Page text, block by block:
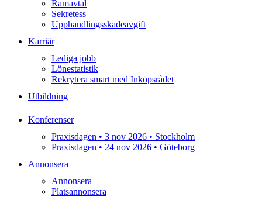
Ramavtal
Sekretess
Upphandlingsskadeavgift
Karriär
Lediga jobb
Lönestatistik
Rekrytera smart med Inköpsrådet
Utbildning
Konferenser
Praxisdagen • 3 nov 2026 • Stockholm
Praxisdagen • 24 nov 2026 • Göteborg
Annonsera
Annonsera
Platsannonsera